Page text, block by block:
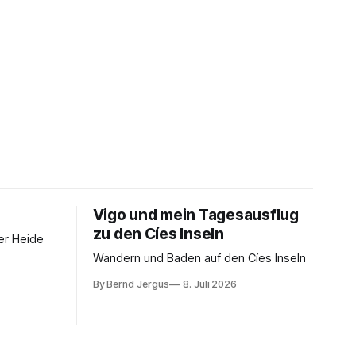
Heide
Vigo und mein Tagesausflug
zu den Cíes Inseln
Wandern und Baden auf den Cíes Inseln
By Bernd Jergus 8. Juli 2026